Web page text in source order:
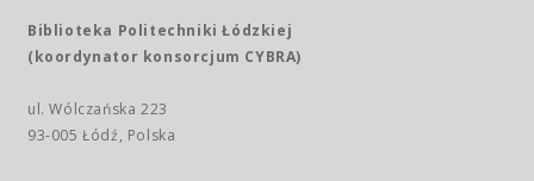
Biblioteka Politechniki Łódzkiej
(koordynator konsorcjum CYBRA)
ul. Wólczańska 223
93-005 Łódź, Polska